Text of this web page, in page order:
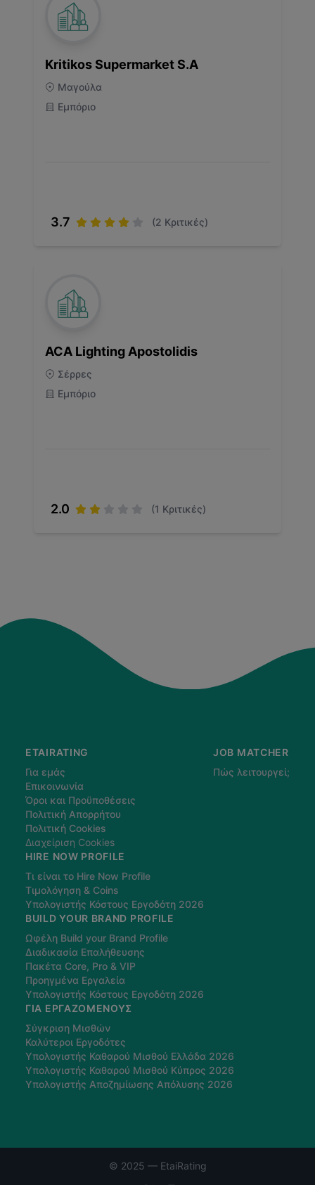
Kritikos Supermarket S.A
Μαγούλα
Εμπόριο
3.7 (2 Κριτικές)
ACA Lighting Apostolidis
Σέρρες
Εμπόριο
2.0 (1 Κριτικές)
ETAIRATING
Για εμάς
Επικοινωνία
Όροι και Προϋποθέσεις
Πολιτική Απορρήτου
Πολιτική Cookies
Διαχείριση Cookies
JOB MATCHER
Πώς λειτουργεί;
HIRE NOW PROFILE
Τι είναι το Hire Now Profile
Τιμολόγηση & Coins
Υπολογιστής Κόστους Εργοδότη 2026
BUILD YOUR BRAND PROFILE
Ωφέλη Build your Brand Profile
Διαδικασία Επαλήθευσης
Πακέτα Core, Pro & VIP
Προηγμένα Εργαλεία
Υπολογιστής Κόστους Εργοδότη 2026
ΓΙΑ ΕΡΓΑΖΌΜΕΝΟΥΣ
Σύγκριση Μισθών
Καλύτεροι Εργοδότες
Υπολογιστής Καθαρού Μισθού Ελλάδα 2026
Υπολογιστής Καθαρού Μισθού Κύπρος 2026
Υπολογιστής Αποζημίωσης Απόλυσης 2026
© 2025 — EtaiRating